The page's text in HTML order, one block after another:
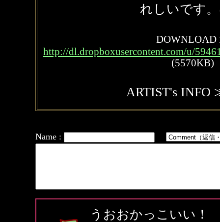
れしいです
http://dl.dropboxusercontent.com/u/
(5570KB)
ARTIST's
Name :
うおおかっこいい！